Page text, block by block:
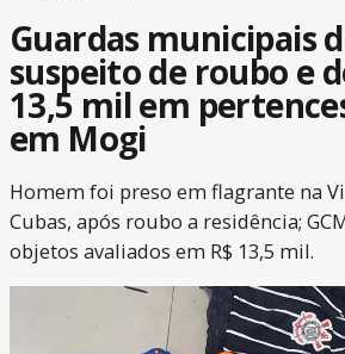
Guardas municipais
suspeito de roubo e
13,5 mil em
em Mogi
Homem foi preso em flagrante na
Cubas, após roubo a residência;
objetos avaliados em R$ 13,5 mil.